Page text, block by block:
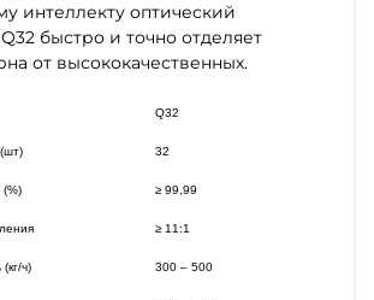
интеллекту оптический
быстро и точно отделяет
от высококачественных.
Q32
32
(%) ≥ 99,99
≥ 11:1
ч) 300 – 500